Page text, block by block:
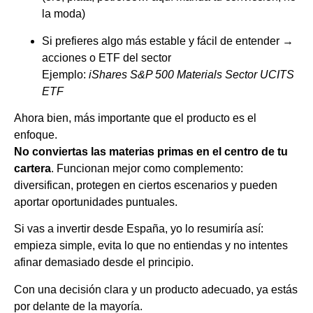
la moda)
Si prefieres algo más estable y fácil de entender →
acciones o ETF del sector
Ejemplo: iShares S&P 500 Materials Sector UCITS
ETF
Ahora bien, más importante que el producto es el
enfoque.
No conviertas las materias primas en el centro de tu
cartera. Funcionan mejor como complemento:
diversifican, protegen en ciertos escenarios y pueden
aportar oportunidades puntuales.
Si vas a invertir desde España, yo lo resumiría así:
empieza simple, evita lo que no entiendas y no intentes
afinar demasiado desde el principio.
Con una decisión clara y un producto adecuado, ya estás
por delante de la mayoría.